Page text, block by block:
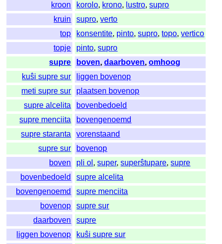
kroon
korolo, krono, lustro,supro
kruin
supro,verto
top
konsentite, pinto,supro,topo,vertico
topje
pinto,supro
supre
boven,daarboven,omhoog
kuŝi supre sur
liggen bovenop
meti supre sur
plaatsen bovenop
supre alcelita
bovenbedoeld
supre menciita
bovengenoemd
supre staranta
vorenstaand
supre sur
bovenop
boven
pli ol ,super,superŝtupare,supre
bovenbedoeld
supre alcelita
bovengenoemd
supre menciita
bovenop
supre sur
daarboven
supre
liggen bovenop
kuŝi supre sur